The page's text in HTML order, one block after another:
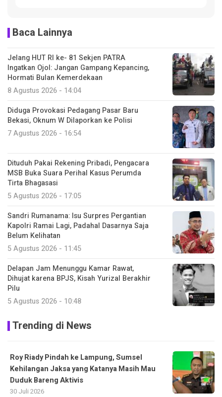
Baca Lainnya
Jelang HUT RI ke- 81 Sekjen PATRA
Ingatkan Ojol: Jangan Gampang Kepancing,
Hormati Bulan Kemerdekaan
8 Agustus 2026 - 14:04
Diduga Provokasi Pedagang Pasar Baru
Bekasi, Oknum W Dilaporkan ke Polisi
7 Agustus 2026 - 16:54
Dituduh Pakai Rekening Pribadi, Pengacara
MSB Buka Suara Perihal Kasus Perumda
Tirta Bhagasasi
5 Agustus 2026 - 17:05
Sandri Rumanama: Isu Surpres Pergantian
Kapolri Ramai Lagi, Padahal Dasarnya Saja
Belum Kelihatan
5 Agustus 2026 - 11:45
Delapan Jam Menunggu Kamar Rawat,
Dihujat karena BPJS, Kisah Yurizal Berakhir
Pilu
5 Agustus 2026 - 10:48
Trending di News
Roy Riady Pindah ke Lampung, Sumsel
Kehilangan Jaksa yang Katanya Masih Mau
Duduk Bareng Aktivis
30 Juli 2026